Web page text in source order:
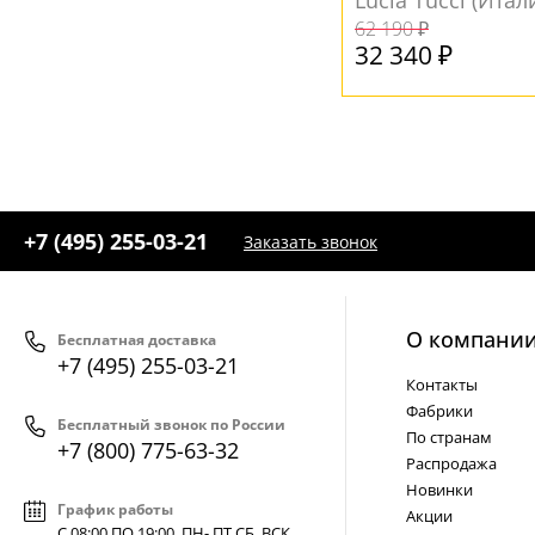
62 190 ₽
32 340 ₽
+7 (495) 255-03-21 Заказать звонок
Бесплатная доставка
+7 (495) 255-03-21
Бесплатный звонок по России
+7 (800) 775-63-32
График работы
О
Контакты
Фабрики
По странам
Распродажа
Новинки
Акции